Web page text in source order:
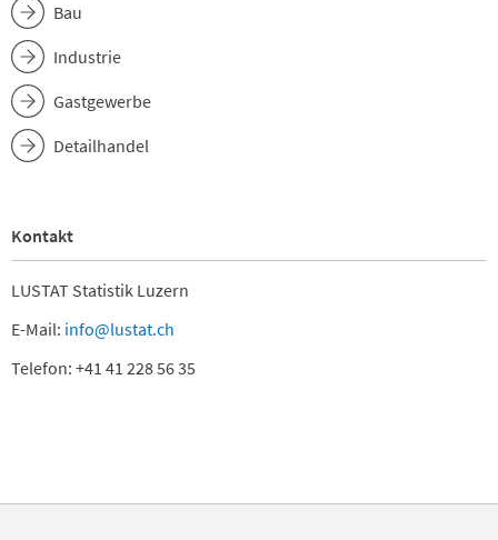
Bau
Industrie
Gastgewerbe
Detailhandel
Kontakt
LUSTAT Statistik Luzern
E-Mail: info@lustat.ch
Telefon: +41 41 228 56 35